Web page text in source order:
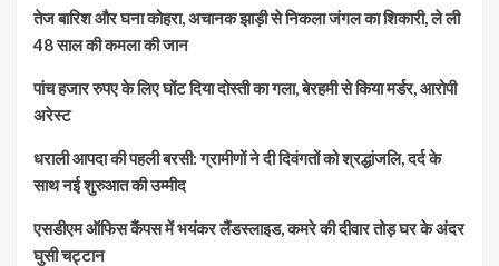
तेज बारिश और घना कोहरा, अचानक झाड़ी से निकला जंगल का शिकारी, ले ली
48 साल की कमला की जान
पांच हजार रुपए के लिए घोंट दिया दोस्ती का गला, बेरहमी से किया मर्डर, आरोपी
अरेस्ट
धराली आपदा की पहली बरसी: ग्रामीणों ने दी दिवंगतों को श्रद्धांजलि, दर्द के
साथ नई शुरुआत की उम्मीद
एसडीएम ऑफिस कैंपस में भयंकर लैंडस्लाइड, कमरे की दीवार तोड़ घर के अंदर
घुसी चट्टान